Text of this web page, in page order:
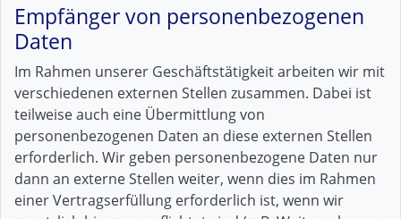
Empfänger von personenbezogenen
Daten
Im Rahmen unserer Geschäftstätigkeit arbeiten wir mit
verschiedenen externen Stellen zusammen. Dabei ist
teilweise auch eine Übermittlung von
personenbezogenen Daten an diese externen Stellen
erforderlich. Wir geben personenbezogene Daten nur
dann an externe Stellen weiter, wenn dies im Rahmen
einer Vertragserfüllung erforderlich ist, wenn wir